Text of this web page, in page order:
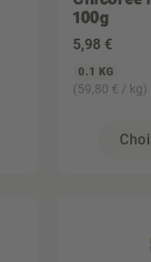
100g
5,98 €
0.1 KG
(59,80 € / kg)